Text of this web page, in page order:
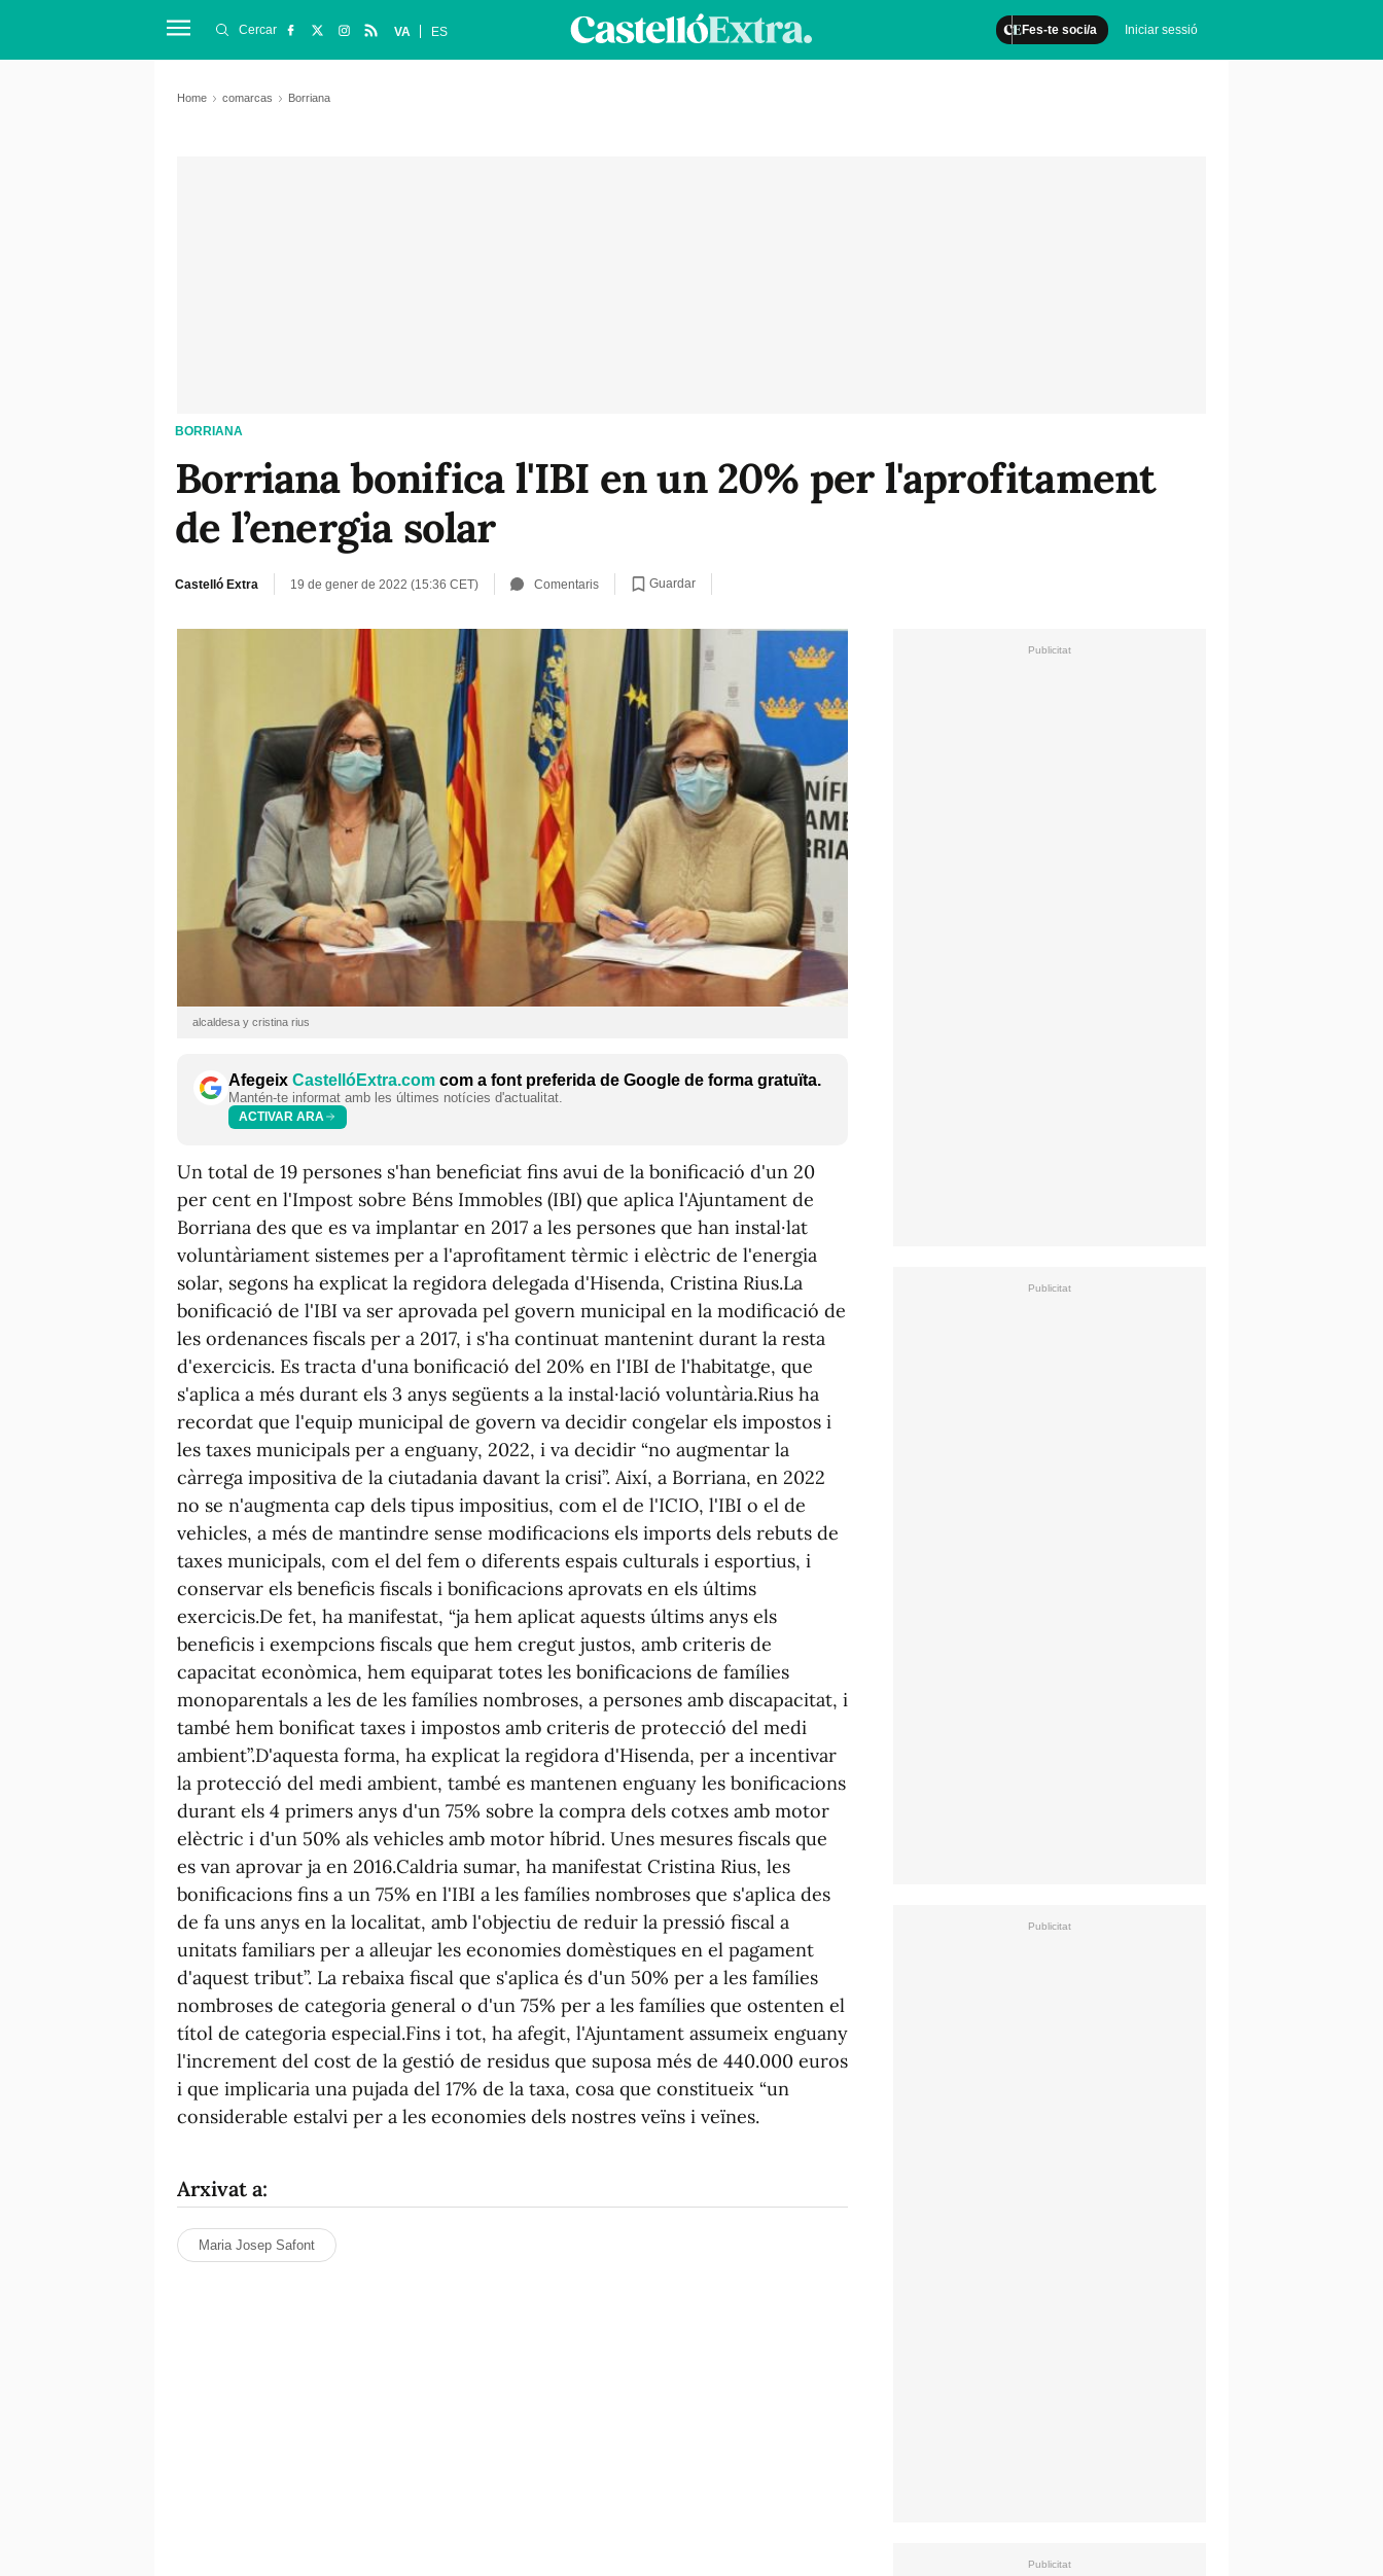
Fes-te soci/a Iniciar sessió
Cercar VA ES
Home comarcas Borriana
BORRIANA
Borriana bonifica l'IBI en un 20% per l'aprofitament
de l’energia solar
Castelló Extra 19 de gener de 2022 (15:36 CET) Comentaris Guardar
alcaldesa y cristina rius
Afegeix CastellóExtra.com com a font preferida de Google de forma gratuïta.
Mantén-te informat amb les últimes notícies d'actualitat.
ACTIVAR ARA
Un total de 19 persones s'han beneficiat fins avui de la bonificació d'un 20
per cent en l'Impost sobre Béns Immobles (IBI) que aplica l'Ajuntament de
Borriana des que es va implantar en 2017 a les persones que han instal·lat
voluntàriament sistemes per a l'aprofitament tèrmic i elèctric de l'energia
solar, segons ha explicat la regidora delegada d'Hisenda, Cristina Rius.La
bonificació de l'IBI va ser aprovada pel govern municipal en la modificació de
les ordenances fiscals per a 2017, i s'ha continuat mantenint durant la resta
d'exercicis. Es tracta d'una bonificació del 20% en l'IBI de l'habitatge, que
s'aplica a més durant els 3 anys següents a la instal·lació voluntària.Rius ha
recordat que l'equip municipal de govern va decidir congelar els impostos i
les taxes municipals per a enguany, 2022, i va decidir “no augmentar la
càrrega impositiva de la ciutadania davant la crisi”. Així, a Borriana, en 2022
no se n'augmenta cap dels tipus impositius, com el de l'ICIO, l'IBI o el de
vehicles, a més de mantindre sense modificacions els imports dels rebuts de
taxes municipals, com el del fem o diferents espais culturals i esportius, i
conservar els beneficis fiscals i bonificacions aprovats en els últims
exercicis.De fet, ha manifestat, “ja hem aplicat aquests últims anys els
beneficis i exempcions fiscals que hem cregut justos, amb criteris de
capacitat econòmica, hem equiparat totes les bonificacions de famílies
monoparentals a les de les famílies nombroses, a persones amb discapacitat, i
també hem bonificat taxes i impostos amb criteris de protecció del medi
ambient”.D'aquesta forma, ha explicat la regidora d'Hisenda, per a incentivar
la protecció del medi ambient, també es mantenen enguany les bonificacions
durant els 4 primers anys d'un 75% sobre la compra dels cotxes amb motor
elèctric i d'un 50% als vehicles amb motor híbrid. Unes mesures fiscals que
es van aprovar ja en 2016.Caldria sumar, ha manifestat Cristina Rius, les
bonificacions fins a un 75% en l'IBI a les famílies nombroses que s'aplica des
de fa uns anys en la localitat, amb l'objectiu de reduir la pressió fiscal a
unitats familiars per a alleujar les economies domèstiques en el pagament
d'aquest tribut”. La rebaixa fiscal que s'aplica és d'un 50% per a les famílies
nombroses de categoria general o d'un 75% per a les famílies que ostenten el
títol de categoria especial.Fins i tot, ha afegit, l'Ajuntament assumeix enguany
l'increment del cost de la gestió de residus que suposa més de 440.000 euros
i que implicaria una pujada del 17% de la taxa, cosa que constitueix “un
considerable estalvi per a les economies dels nostres veïns i veïnes.
Arxivat a:
Maria Josep Safont